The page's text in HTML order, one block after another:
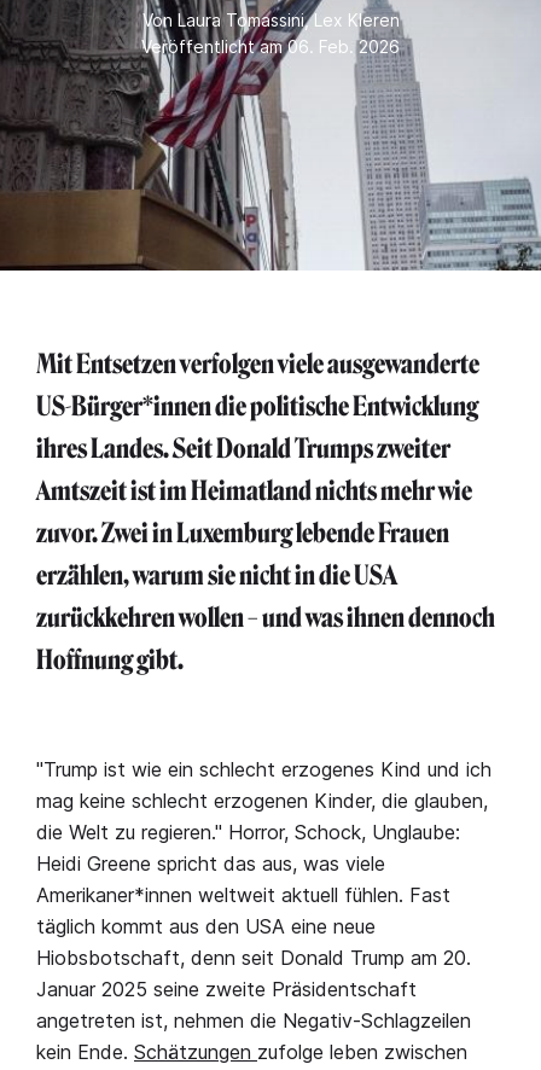
Von Laura Tomassini,Lex Kleren
Veröffentlicht am 06. Feb. 2026
Mit Entsetzen verfolgen viele ausgewanderte
US-Bürger*innen die politische Entwicklung
ihres Landes. Seit Donald Trumps zweiter
Amtszeit ist im Heimatland nichts mehr wie
zuvor. Zwei in Luxemburg lebende Frauen
erzählen, warum sie nicht in die USA
zurückkehren wollen – und was ihnen dennoch
Hoffnung gibt.
"Trump ist wie ein schlecht erzogenes Kind und ich
mag keine schlecht erzogenen Kinder, die glauben,
die Welt zu regieren." Horror, Schock, Unglaube:
Heidi Greene spricht das aus, was viele
Amerikaner*innen weltweit aktuell fühlen. Fast
täglich kommt aus den USA eine neue
Hiobsbotschaft, denn seit Donald Trump am 20.
Januar 2025 seine zweite Präsidentschaft
angetreten ist, nehmen die Negativ-Schlagzeilen
kein Ende. Schätzungen zufolge leben zwischen